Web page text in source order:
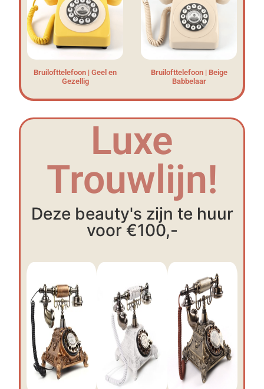
Bruilofttelefoon | Geel en
Gezellig
Bruilofttelefoon | Beige
Babbelaar
Luxe
Trouwlijn!
Deze beauty's zijn te huur
voor €100,-